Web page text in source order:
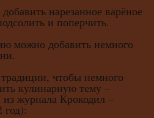
нарезанное варёное
и поперчить.
добавить немного
чтобы немного
кулинарную тему –
из журнала Крокодил –
год):